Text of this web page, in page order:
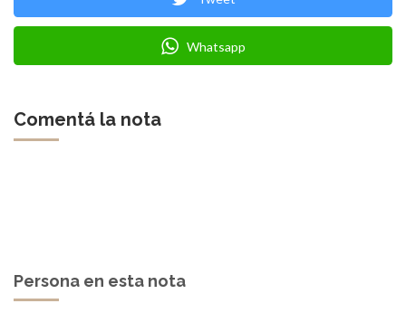
Whatsapp
Comentá la nota
Persona en esta nota